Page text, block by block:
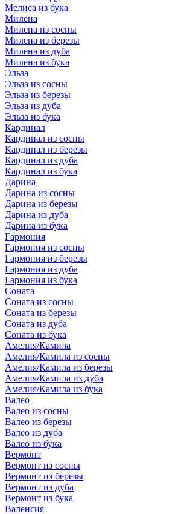
Мелиса из бука
Милена
Милена из сосны
Милена из березы
Милена из дуба
Милена из бука
Эльза
Эльза из сосны
Эльза из березы
Эльза из дуба
Эльза из бука
Кардинал
Кардинал из сосны
Кардинал из березы
Кардинал из дуба
Кардинал из бука
Дарина
Дарина из сосны
Дарина из березы
Дарина из дуба
Дарина из бука
Гармония
Гармония из сосны
Гармония из березы
Гармония из дуба
Гармония из бука
Соната
Соната из сосны
Соната из березы
Соната из дуба
Соната из бука
Амелия/Камила
Амелия/Камила из сосны
Амелия/Камила из березы
Амелия/Камила из дуба
Амелия/Камила из бука
Валео
Валео из сосны
Валео из березы
Валео из дуба
Валео из бука
Вермонт
Вермонт из сосны
Вермонт из березы
Вермонт из дуба
Вермонт из бука
Валенсия